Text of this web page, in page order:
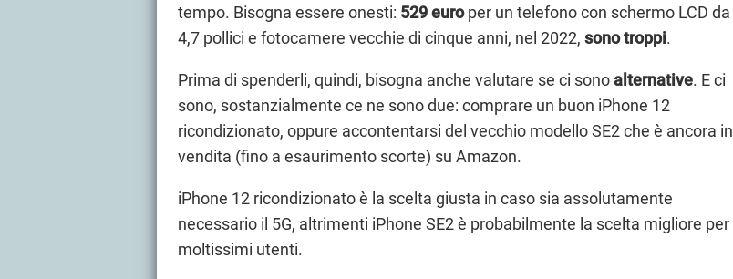
tempo. Bisogna essere onesti: 529 europer un telefono con schermo LCD da
4,7 pollici e fotocamere vecchie di cinque anni, nel 2022, sono troppi.
Prima di spenderli, quindi, bisogna anche valutare se ci sonoalternative. E ci
sono, sostanzialmente ce ne sono due: comprare un buon iPhone 12
ricondizionato, oppure accontentarsi del vecchio modello SE2 che è ancora in
vendita (fino a esaurimento scorte) su Amazon.
iPhone 12 ricondizionato è la scelta giusta in caso sia assolutamente
necessario il 5G, altrimenti iPhone SE2 è probabilmente la scelta migliore per
moltissimi utenti.